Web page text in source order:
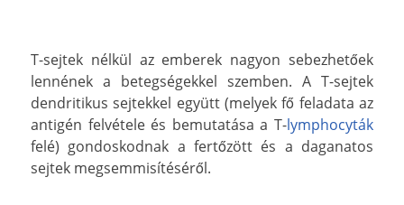
T-sejtek nélkül az emberek nagyon sebezhetőek
lennének a betegségekkel szemben. A T-sejtek
dendritikus sejtekkel együtt (melyek fő feladata az
antigén felvétele és bemutatása a T-lymphocyták
felé) gondoskodnak a fertőzött és a daganatos
sejtek megsemmisítéséről.